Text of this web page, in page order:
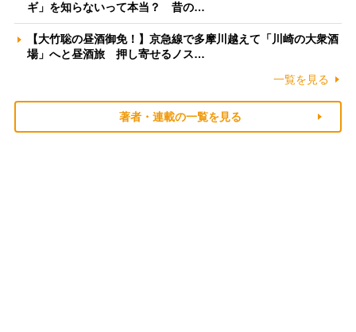
ギ」を知らないって本当？ 昔の…
【大竹聡の昼酒御免！】京急線で多摩川越えて「川崎の大衆酒
場」へと昼酒旅 押し寄せるノス…
一覧を見る
著者・連載の一覧を見る